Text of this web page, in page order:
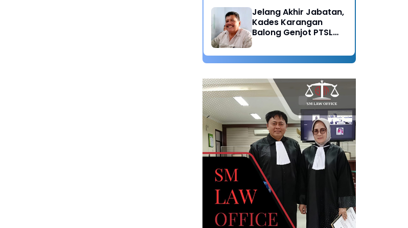
Jelang Akhir Jabatan,
Kades Karangan
Balong Genjot PTSL
Administrasi untuk
Generasi Mendatang